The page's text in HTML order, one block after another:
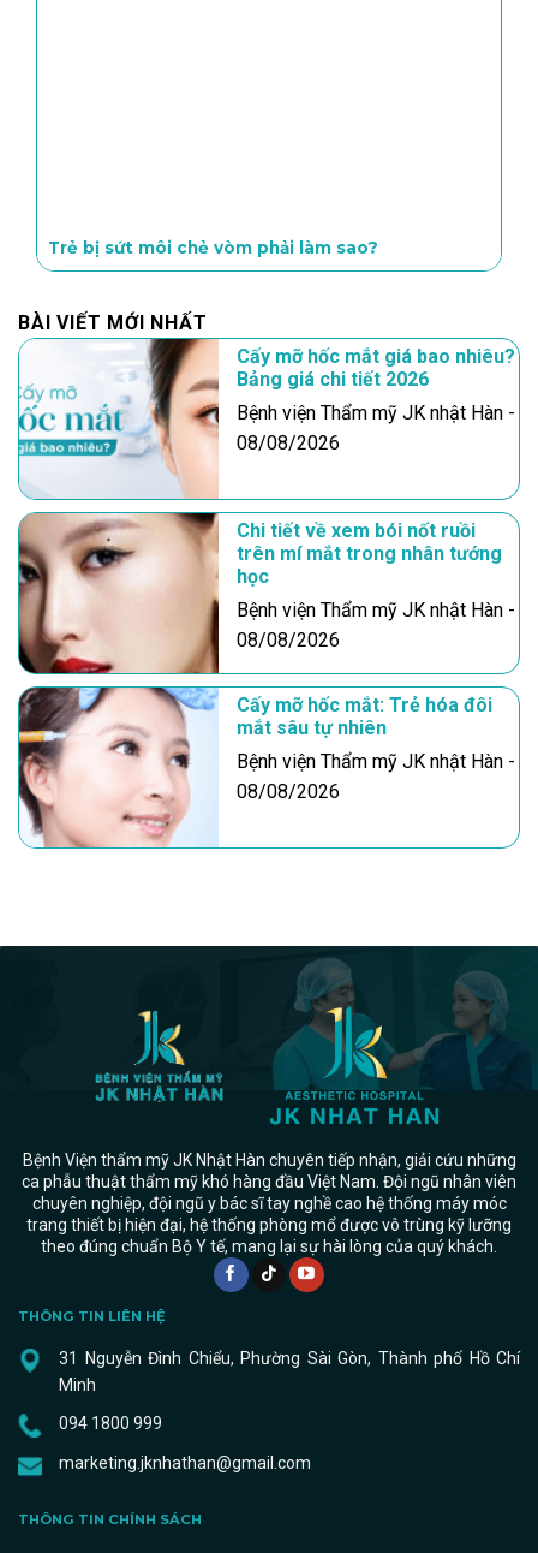
Trẻ bị sứt môi chẻ vòm phải làm sao?
BÀI VIẾT MỚI NHẤT
Cấy mỡ hốc mắt giá bao nhiêu?
Bảng giá chi tiết 2026
Bệnh viện Thẩm mỹ JK nhật Hàn -
08/08/2026
Chi tiết về xem bói nốt ruồi
trên mí mắt trong nhân tướng
học
Bệnh viện Thẩm mỹ JK nhật Hàn -
08/08/2026
Cấy mỡ hốc mắt: Trẻ hóa đôi
mắt sâu tự nhiên
Bệnh viện Thẩm mỹ JK nhật Hàn -
08/08/2026
Bệnh Viện thẩm mỹ JK Nhật Hàn chuyên tiếp nhận, giải cứu những
ca phẫu thuật thẩm mỹ khó hàng đầu Việt Nam. Đội ngũ nhân viên
chuyên nghiệp, đội ngũ y bác sĩ tay nghề cao hệ thống máy móc
trang thiết bị hiện đại, hệ thống phòng mổ được vô trùng kỹ lưỡng
theo đúng chuẩn Bộ Y tế, mang lại sự hài lòng của quý khách.
THÔNG TIN LIÊN HỆ
31 Nguyễn Đình Chiểu, Phường Sài Gòn, Thành phố Hồ Chí
Minh
094 1800 999
marketing.jknhathan@gmail.com
THÔNG TIN CHÍNH SÁCH